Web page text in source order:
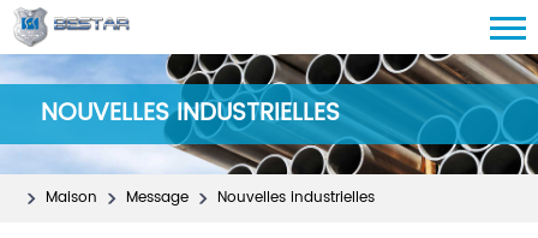
NOUVELLES INDUSTRIELLES
Maison Message Nouvelles industrielles